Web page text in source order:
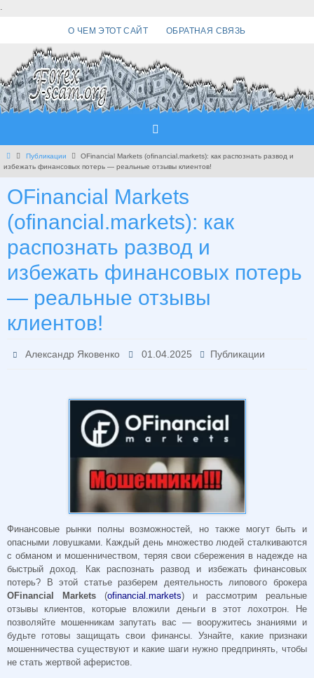
.
О ЧЕМ ЭТОТ САЙТ ОБРАТНАЯ СВЯЗЬ
Главная
Публикации
OFinancial Markets (ofinancial.markets): как распознать развод и
избежать финансовых потерь — реальные отзывы клиентов!
OFinancial Markets
(ofinancial.markets): как
распознать развод и
избежать финансовых потерь
— реальные отзывы
клиентов!
Александр Яковенко 01.04.2025 Публикации
Финансовые рынки полны возможностей, но также могут быть и
опасными ловушками. Каждый день множество людей сталкиваются
с обманом и мошенничеством, теряя свои сбережения в надежде на
быстрый доход. Как распознать развод и избежать финансовых
потерь? В этой статье разберем деятельность липового брокера
OFinancial Markets (ofinancial.markets) и рассмотрим реальные
отзывы клиентов, которые вложили деньги в этот лохотрон. Не
позволяйте мошенникам запутать вас — вооружитесь знаниями и
будьте готовы защищать свои финансы. Узнайте, какие признаки
мошенничества существуют и какие шаги нужно предпринять, чтобы
не стать жертвой аферистов.